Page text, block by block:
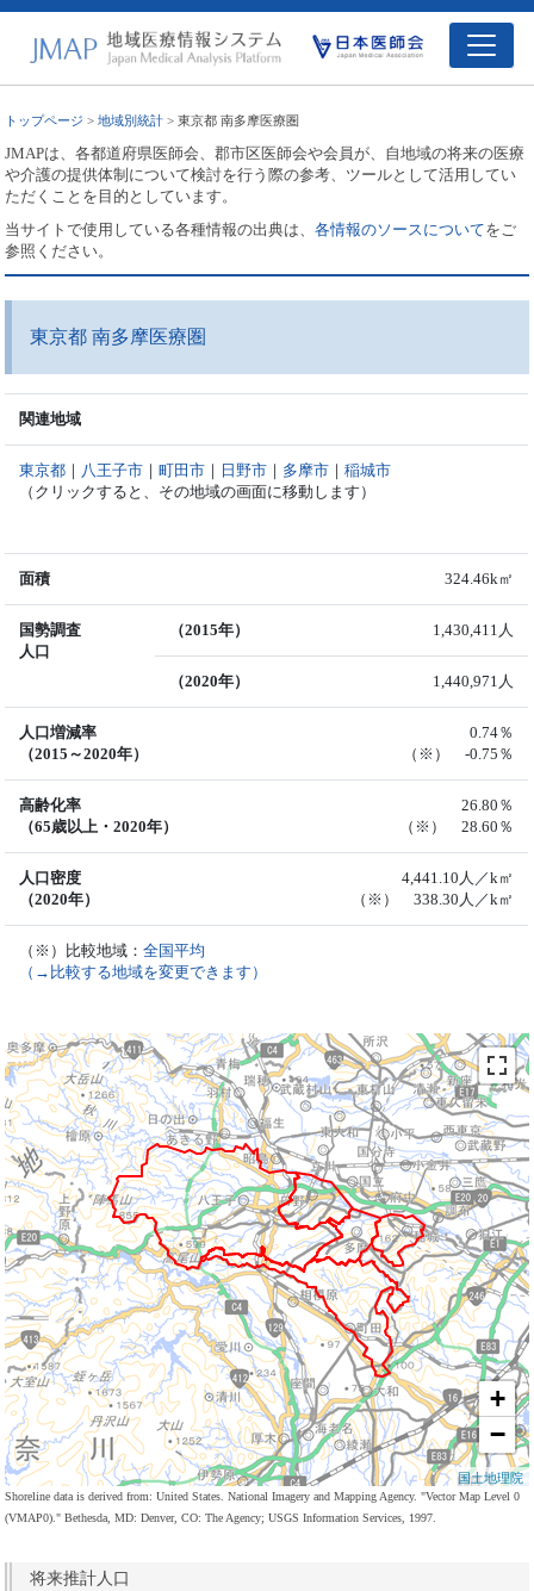
トップページ >地域別統計 > 東京都 南多摩医療圏
JMAPは、各都道府県医師会、郡市区医師会や会員が、自地域の将来の医療
や介護の提供体制について検討を行う際の参考、ツールとして活用してい
ただくことを目的としています。
当サイトで使用している各種情報の出典は、各情報のソースについてをご
参照ください。
東京都 南多摩医療圏
関連地域
東京都 ｜ 八王子市 ｜町田市 ｜ 日野市 ｜ 多摩市 ｜稲城市
（クリックすると、その地域の画面に移動します）
面積 324.46k㎡
国勢調査
人口
（2015年） 1,430,411人
（2020年） 1,440,971人
人口増減率
（2015～2020年）
0.74％
（※） -0.75％
高齢化率
（65歳以上・2020年）
26.80％
（※） 28.60％
人口密度
（2020年）
4,441.10人／k㎡
（※） 338.30人／k㎡
（※）比較地域：全国平均
（→比較する地域を変更できます）
+
−
国土地理院
Shoreline data is derived from: United States. National Imagery and Mapping Agency. "Vector Map Level 0
(VMAP0)." Bethesda, MD: Denver, CO: The Agency; USGS Information Services, 1997.
将来推計人口